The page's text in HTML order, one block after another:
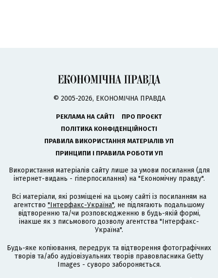
© 2005-2026, ЕКОНОМІЧНА ПРАВДА
РЕКЛАМА НА САЙТІ
ПРО ПРОЄКТ
ПОЛІТИКА КОНФІДЕНЦІЙНОСТІ
ПРАВИЛА ВИКОРИСТАННЯ МАТЕРІАЛІВ УП
ПРИНЦИПИ І ПРАВИЛА РОБОТИ УП
Використання матеріалів сайту лише за умови посилання (для
інтернет-видань - гіперпосилання) на "Економічну правду".
Всі матеріали, які розміщені на цьому сайті із посиланням на
агентство "Інтерфакс-Україна", не підлягають подальшому
відтворенню та/чи розповсюдженню в будь-якій формі,
інакше як з письмового дозволу агентства "Інтерфакс-
Україна".
Будь-яке копіювання, передрук та відтворення фотографічних
творів та/або аудіовізуальних творів правовласника Getty
Images - суворо забороняється.